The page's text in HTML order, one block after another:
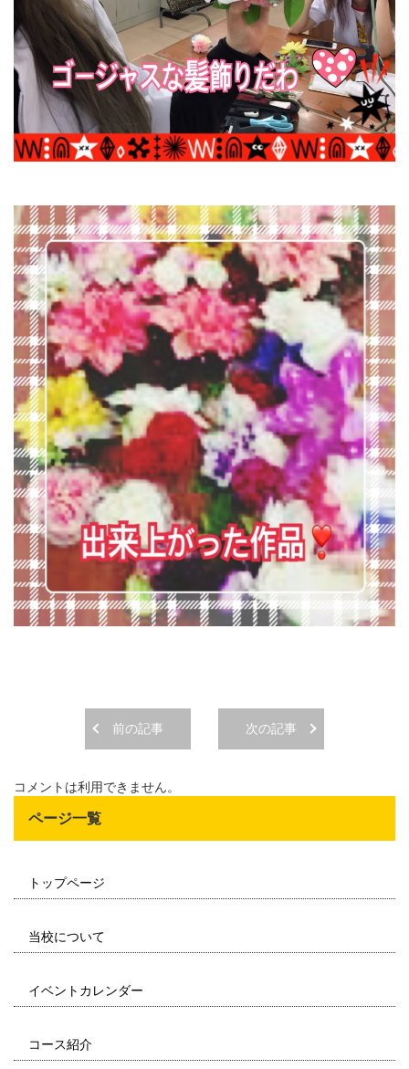
前の記事 次の記事
コメントは利用できません。
ページ一覧
トップページ
当校について
イベントカレンダー
コース紹介